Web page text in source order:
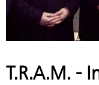
T.R.A.M. -